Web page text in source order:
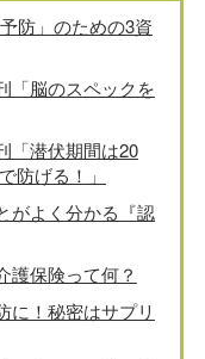
防」のための3資
「脳のスペックを
「潜伏期間は20
防げる！」
がよく分かる『認
護保険って何？
に！秘密はサプリ